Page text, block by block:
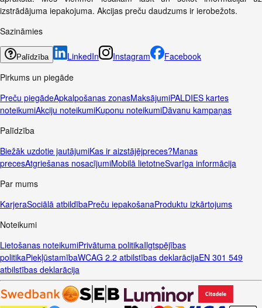
izstrādājuma iepakojuma. Akcijas preču daudzums ir ierobežots.
Sazināmies
Palīdzība LinkedIn Instagram
Facebook
Pirkums un piegāde
Preču piegādeApkalpošanas zonasMaksājumiPALDIES kartes
noteikumiAkciju noteikumiKuponu noteikumiDāvanu kampaņas
Palīdzība
Biežāk uzdotie jautājumiKas ir aizstājējpreces?Manas
precesAtgriešanas nosacījumiMobilā lietotneSvarīga informācija
Par mums
KarjeraSociālā atbildībaPreču iepakošanaProduktu izkārtojums
Noteikumi
Lietošanas noteikumiPrivātuma politikaIlgtspējības
politikaPiekļūstamībaWCAG 2.2 atbilstības deklarācijaEN 301 549
atbilstības deklarācija